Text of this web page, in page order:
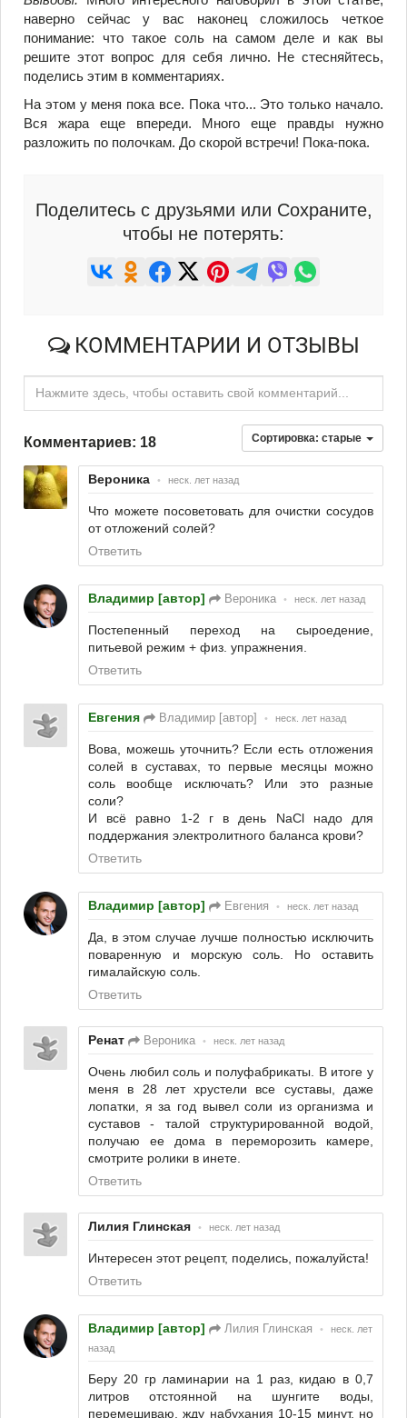
наверно сейчас у вас наконец сложилось четкое
понимание: что такое соль на самом деле и как вы
решите этот вопрос для себя лично. Не стесняйтесь,
поделись этим в комментариях.
На этом у меня пока все. Пока что... Это только начало.
Вся жара еще впереди. Много еще правды нужно
разложить по полочкам. До скорой встречи! Пока-пока.
Поделитесь с друзьями или Сохраните,
чтобы не потерять:
КОММЕНТАРИИ И ОТЗЫВЫ
Нажмите здесь, чтобы оставить свой комментарий...
Комментариев: 18 Сортировка: старые
Вероника • неск. лет назад
Что можете посоветовать для очистки сосудов
от отложений солей?
Ответить
Владимир [автор] Вероника • неск. лет назад
Постепенный переход на сыроедение,
питьевой режим + физ. упражнения.
Ответить
Евгения Владимир [автор] • неск. лет назад
Вова, можешь уточнить? Если есть отложения
солей в суставах, то первые месяцы можно
соль вообще исключать? Или это разные
соли?
И всё равно 1-2 г в день NaCl надо для
поддержания электролитного баланса крови?
Ответить
Владимир [автор] Евгения • неск. лет назад
Да, в этом случае лучше полностью исключить
поваренную и морскую соль. Но оставить
гималайскую соль.
Ответить
Ренат Вероника • неск. лет назад
Очень любил соль и полуфабрикаты. В итоге у
меня в 28 лет хрустели все суставы, даже
лопатки, я за год вывел соли из организма и
суставов - талой структурированной водой,
получаю ее дома в переморозить камере,
смотрите ролики в инете.
Ответить
Лилия Глинская • неск. лет назад
Интересен этот рецепт, поделись, пожалуйста!
Ответить
Владимир [автор] Лилия Глинская •
неск. лет
назад
Беру 20 гр ламинарии на 1 раз, кидаю в 0,7
литров отстоянной на шунгите воды,
перемешиваю, жду набухания 10-15 минут, но